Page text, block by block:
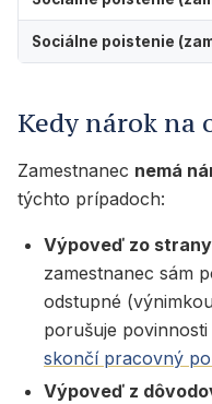
Sociálne poistenie
Kedy nárok na
Zamestnanec nemá
týchto prípadoch:
Výpoveď zo
zamestnanec sám
odstupné
porušuje
skončí pracovný
Výpoveď z